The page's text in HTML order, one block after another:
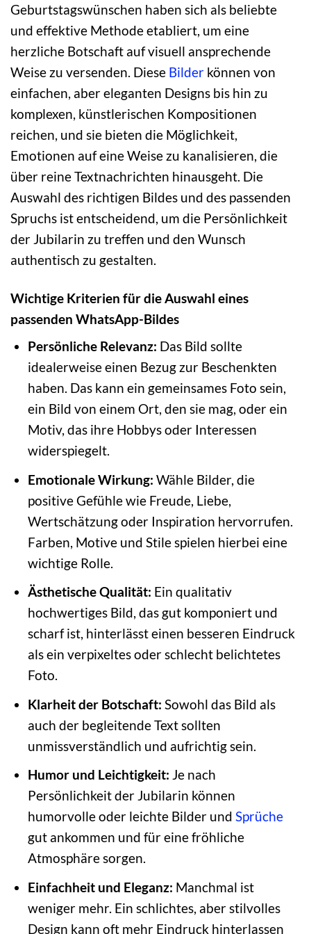
Geburtstagswünschen haben sich als beliebte
und effektive Methode etabliert, um eine
herzliche Botschaft auf visuell ansprechende
Weise zu versenden. Diese Bilder können von
einfachen, aber eleganten Designs bis hin zu
komplexen, künstlerischen Kompositionen
reichen, und sie bieten die Möglichkeit,
Emotionen auf eine Weise zu kanalisieren, die
über reine Textnachrichten hinausgeht. Die
Auswahl des richtigen Bildes und des passenden
Spruchs ist entscheidend, um die Persönlichkeit
der Jubilarin zu treffen und den Wunsch
authentisch zu gestalten.
Wichtige Kriterien für die Auswahl eines
passenden WhatsApp-Bildes
Persönliche Relevanz: Das Bild sollte
idealerweise einen Bezug zur Beschenkten
haben. Das kann ein gemeinsames Foto sein,
ein Bild von einem Ort, den sie mag, oder ein
Motiv, das ihre Hobbys oder Interessen
widerspiegelt.
Emotionale Wirkung: Wähle Bilder, die
positive Gefühle wie Freude, Liebe,
Wertschätzung oder Inspiration hervorrufen.
Farben, Motive und Stile spielen hierbei eine
wichtige Rolle.
Ästhetische Qualität: Ein qualitativ
hochwertiges Bild, das gut komponiert und
scharf ist, hinterlässt einen besseren Eindruck
als ein verpixeltes oder schlecht belichtetes
Foto.
Klarheit der Botschaft: Sowohl das Bild als
auch der begleitende Text sollten
unmissverständlich und aufrichtig sein.
Humor und Leichtigkeit: Je nach
Persönlichkeit der Jubilarin können
humorvolle oder leichte Bilder und Sprüche
gut ankommen und für eine fröhliche
Atmosphäre sorgen.
Einfachheit und Eleganz: Manchmal ist
weniger mehr. Ein schlichtes, aber stilvolles
Design kann oft mehr Eindruck hinterlassen